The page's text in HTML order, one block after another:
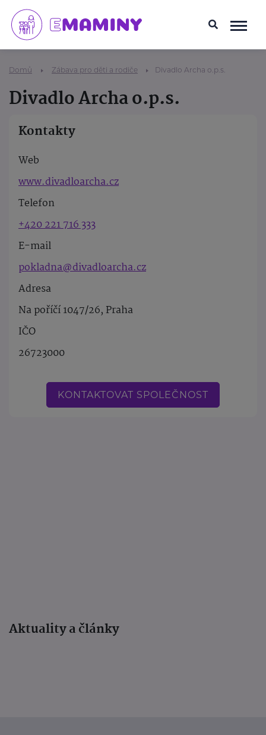
Domů Zábava pro děti a rodiče Divadlo Archa o.p.s.
Divadlo Archa o.p.s.
Kontakty
Web
www.divadloarcha.cz
Telefon
+420 221 716 333
E-mail
pokladna@divadloarcha.cz
Adresa
Na poříčí 1047/26, Praha
IČO
26723000
KONTAKTOVAT SPOLEČNOST
Aktuality a články